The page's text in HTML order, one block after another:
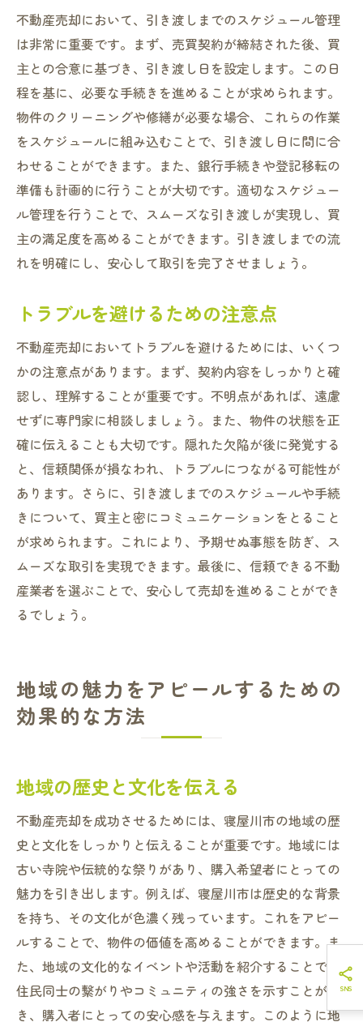
不動産売却において、引き渡しまでのスケジュール管理
は非常に重要です。まず、売買契約が締結された後、買
主との合意に基づき、引き渡し日を設定します。この日
程を基に、必要な手続きを進めることが求められます。
物件のクリーニングや修繕が必要な場合、これらの作業
をスケジュールに組み込むことで、引き渡し日に間に合
わせることができます。また、銀行手続きや登記移転の
準備も計画的に行うことが大切です。適切なスケジュー
ル管理を行うことで、スムーズな引き渡しが実現し、買
主の満足度を高めることができます。引き渡しまでの流
れを明確にし、安心して取引を完了させましょう。
トラブルを避けるための注意点
不動産売却においてトラブルを避けるためには、いくつ
かの注意点があります。まず、契約内容をしっかりと確
認し、理解することが重要です。不明点があれば、遠慮
せずに専門家に相談しましょう。また、物件の状態を正
確に伝えることも大切です。隠れた欠陥が後に発覚する
と、信頼関係が損なわれ、トラブルにつながる可能性が
あります。さらに、引き渡しまでのスケジュールや手続
きについて、買主と密にコミュニケーションをとること
が求められます。これにより、予期せぬ事態を防ぎ、ス
ムーズな取引を実現できます。最後に、信頼できる不動
産業者を選ぶことで、安心して売却を進めることができ
るでしょう。
地域の魅力をアピールするための
効果的な方法
地域の歴史と文化を伝える
不動産売却を成功させるためには、寝屋川市の地域の歴
史と文化をしっかりと伝えることが重要です。地域には
古い寺院や伝統的な祭りがあり、購入希望者にとっての
魅力を引き出します。例えば、寝屋川市は歴史的な背景
を持ち、その文化が色濃く残っています。これをアピー
ルすることで、物件の価値を高めることができます。ま
た、地域の文化的なイベントや活動を紹介することで、
住民同士の繋がりやコミュニティの強さを示すことがで
き、購入者にとっての安心感を与えます。このように地